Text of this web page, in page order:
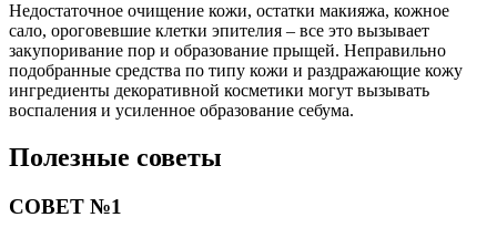
Недостаточное очищение кожи, остатки макияжа, кожное
сало, ороговевшие клетки эпителия – все это вызывает
закупоривание пор и образование прыщей. Неправильно
подобранные средства по типу кожи и раздражающие кожу
ингредиенты декоративной косметики могут вызывать
воспаления и усиленное образование себума.
Полезные советы
СОВЕТ №1